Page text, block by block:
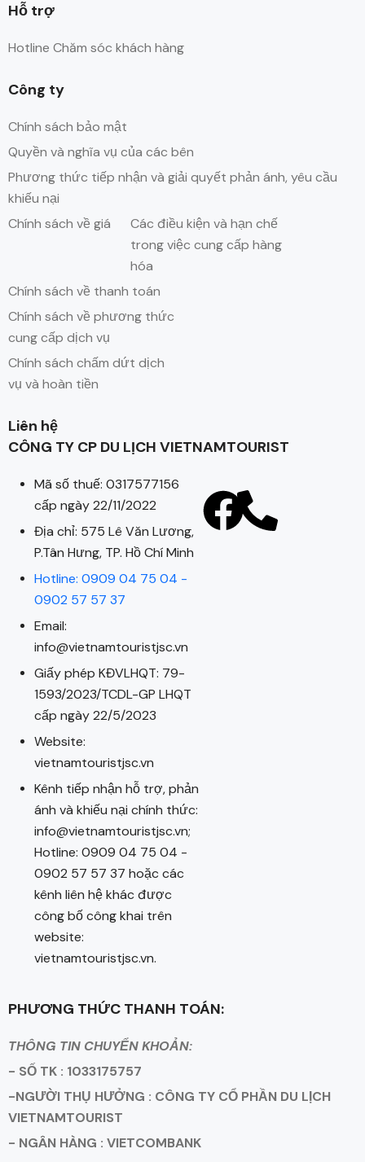
Hỗ trợ
Hotline Chăm sóc khách hàng
Công ty
Chính sách bảo mật
Quyền và nghĩa vụ của các bên
Phương thức tiếp nhận và giải quyết phản ánh, yêu cầu
khiếu nại
Chính sách về giá
Các điều kiện và hạn chế
trong việc cung cấp hàng
hóa
Chính sách về thanh toán
Chính sách về phương thức
cung cấp dịch vụ
Chính sách chấm dứt dịch
vụ và hoàn tiền
Liên hệ
CÔNG TY CP DU LỊCH VIETNAMTOURIST
Mã số thuế: 0317577156
cấp ngày 22/11/2022
Địa chỉ: 575 Lê Văn Lương,
P.Tân Hưng, TP. Hồ Chí Minh
Hotline: 0909 04 75 04 -
0902 57 57 37
Email:
info@vietnamtouristjsc.vn
Giấy phép KĐVLHQT: 79-
1593/2023/TCDL-GP LHQT
cấp ngày 22/5/2023
Website:
vietnamtouristjsc.vn
Kênh tiếp nhận hỗ trợ, phản
ánh và khiếu nại chính thức:
info@vietnamtouristjsc.vn;
Hotline: 0909 04 75 04 -
0902 57 57 37 hoặc các
kênh liên hệ khác được
công bố công khai trên
website:
vietnamtouristjsc.vn.
PHƯƠNG THỨC THANH TOÁN:
THÔNG TIN CHUYỂN KHOẢN:
- SỐ TK : 1033175757
-NGƯỜI THỤ HƯỞNG : CÔNG TY CỔ PHẦN DU LỊCH
VIETNAMTOURIST
- NGÂN HÀNG : VIETCOMBANK